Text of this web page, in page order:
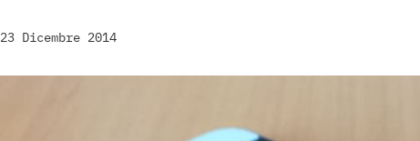
23 Dicembre 2014